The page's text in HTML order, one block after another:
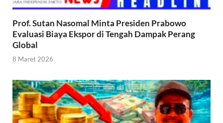
Prof. Sutan Nasomal Minta Presiden Prabowo
Evaluasi Biaya Ekspor di Tengah Dampak Perang
Global
8 Maret 2026